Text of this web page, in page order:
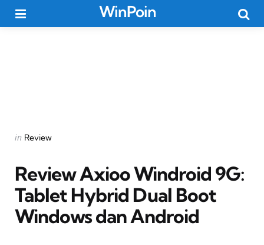
WinPoin
Categories
Posted
in Review
Review Axioo Windroid 9G:
Tablet Hybrid Dual Boot
Windows dan Android